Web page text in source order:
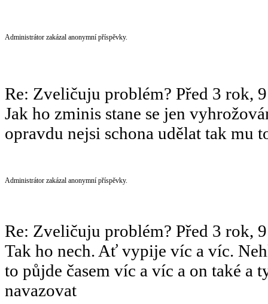
Administrátor zakázal anonymní příspěvky.
Re: Zveličuju problém? Před 3 rok,
Jak ho zminis stane se jen
opravdu nejsi schona udělat tak mu
Administrátor zakázal anonymní příspěvky.
Re: Zveličuju problém? Před 3 rok,
Tak ho nech. Ať vypije víc a víc.
to půjde časem víc a víc a on také a
navazovat